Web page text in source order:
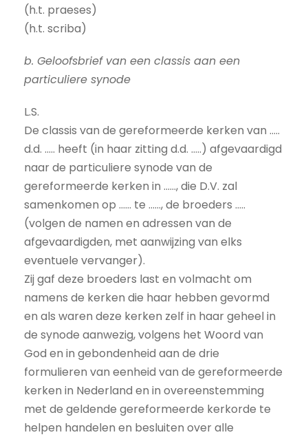
(h.t. praeses)
(h.t. scriba)
b. Geloofsbrief van een classis aan een
particuliere synode
L.S.
De classis van de gereformeerde kerken van …..
d.d. ….. heeft (in haar zitting d.d. …..) afgevaardigd
naar de particuliere synode van de
gereformeerde kerken in ……, die D.V. zal
samenkomen op …… te ……, de broeders …..
(volgen de namen en adressen van de
afgevaardigden, met aanwijzing van elks
eventuele vervanger).
Zij gaf deze broeders last en volmacht om
namens de kerken die haar hebben gevormd
en als waren deze kerken zelf in haar geheel in
de synode aanwezig, volgens het Woord van
God en in gebondenheid aan de drie
formulieren van eenheid van de gereformeerde
kerken in Nederland en in overeenstemming
met de geldende gereformeerde kerkorde te
helpen handelen en besluiten over alle